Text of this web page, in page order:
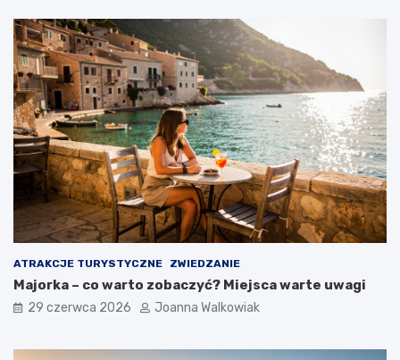
ATRAKCJE TURYSTYCZNE ZWIEDZANIE
Majorka – co warto zobaczyć? Miejsca warte uwagi
29 czerwca 2026 Joanna Walkowiak